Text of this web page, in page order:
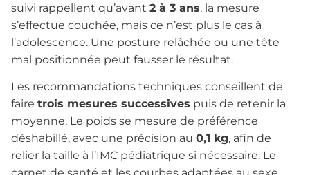
suivi rappellent qu’avant 2 à 3 ans, la mesure
s’effectue couchée, mais ce n’est plus le cas à
l’adolescence. Une posture relâchée ou une tête
mal positionnée peut fausser le résultat.
Les recommandations techniques conseillent de
faire trois mesures successives puis de retenir la
moyenne. Le poids se mesure de préférence
déshabillé, avec une précision au 0,1 kg, afin de
relier la taille à l’IMC pédiatrique si nécessaire. Le